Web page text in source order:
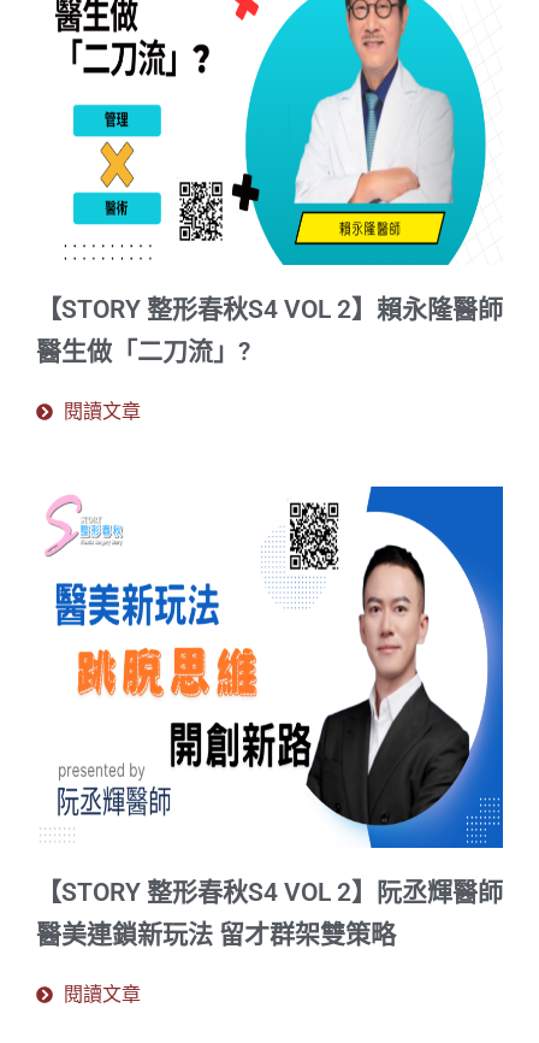
【STORY 整形春秋S4 VOL 2】賴永隆醫師
醫生做「二刀流」?
閱讀文章
【STORY 整形春秋S4 VOL 2】阮丞輝醫師
醫美連鎖新玩法 留才群架雙策略
閱讀文章